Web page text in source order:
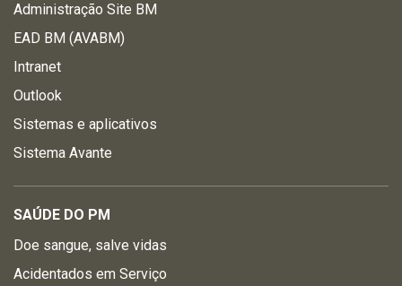
Administração Site BM
EAD BM (AVABM)
Intranet
Outlook
Sistemas e aplicativos
Sistema Avante
SAÚDE DO PM
Doe sangue, salve vidas
Acidentados em Serviço